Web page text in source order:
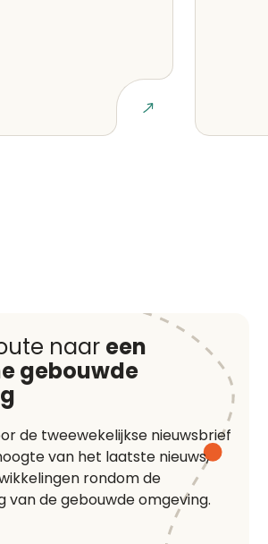
Lees artikel
naar een
gebouwde
de tweewekelijkse nieuwsbrief
van het laatste nieuws,
rondom de
van de gebouwde omgeving.